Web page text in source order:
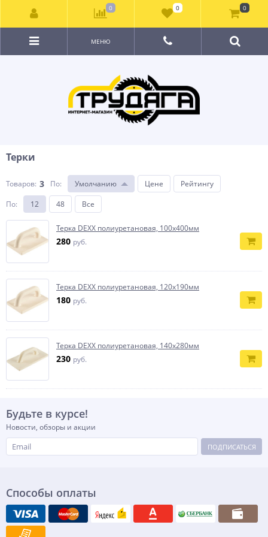
МЕНЮ
Терки
Товаров: 3 По: Умолчанию Цене
Рейтингу
По: 12 48 Все
Терка DEXX полиуретановая, 100x400мм
280 руб.
Терка DEXX полиуретановая, 120x190мм
180 руб.
Терка DEXX полиуретановая, 140x280мм
230 руб.
Будьте в курсе!
Новости, обзоры и акции
ПОДПИСАТЬСЯ
Способы оплаты
0 0 0